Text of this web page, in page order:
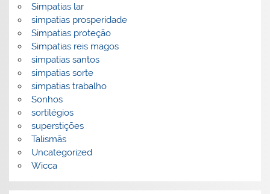
Simpatias lar
simpatias prosperidade
Simpatias proteção
Simpatias reis magos
simpatias santos
simpatias sorte
simpatias trabalho
Sonhos
sortilégios
superstições
Talismãs
Uncategorized
Wicca